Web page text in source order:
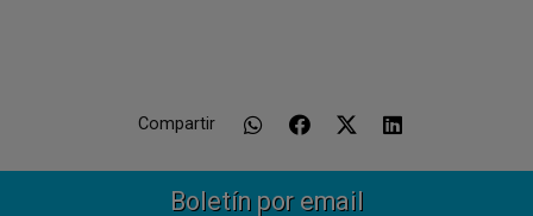
Compartir
Boletín por email